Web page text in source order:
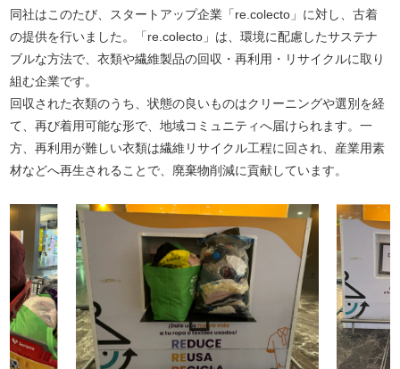
同社はこのたび、スタートアップ企業「re.colecto」に対し、古着
の提供を行いました。「re.colecto」は、環境に配慮したサステナ
ブルな方法で、衣類や繊維製品の回収・再利用・リサイクルに取り
組む企業です。
回収された衣類のうち、状態の良いものはクリーニングや選別を経
て、再び着用可能な形で、地域コミュニティへ届けられます。一
方、再利用が難しい衣類は繊維リサイクル工程に回され、産業用素
材などへ再生されることで、廃棄物削減に貢献しています。